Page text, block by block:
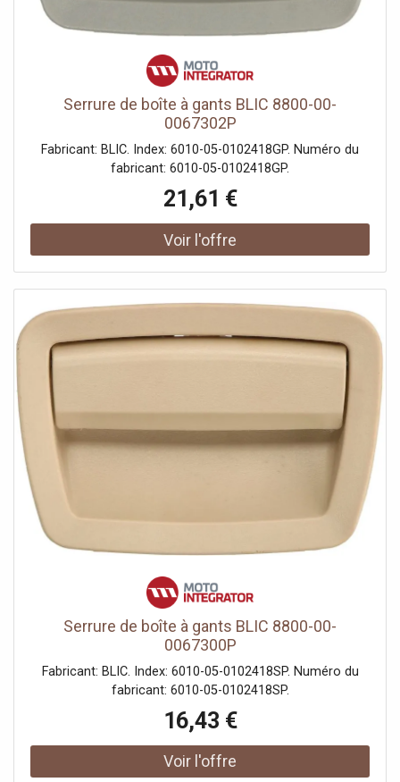
Serrure de boîte à gants BLIC 8800-00-
0067302P
Fabricant: BLIC. Index: 6010-05-0102418GP. Numéro du
fabricant: 6010-05-0102418GP.
21,61 €
Serrure de boîte à gants BLIC 8800-00-
0067300P
Fabricant: BLIC. Index: 6010-05-0102418SP. Numéro du
fabricant: 6010-05-0102418SP.
16,43 €